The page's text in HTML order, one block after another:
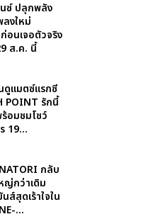
ซ์ ปลุกพลัง
ลงใหม่
อนเจอตัวจริง
ส.ค. นี้
ดูแมตซ์แรกซี
POINT รักนี้
อมชมโชว์
19...
กลับ
ญ่กว่าเดิม
ส์สุดเร้าใจใน
...